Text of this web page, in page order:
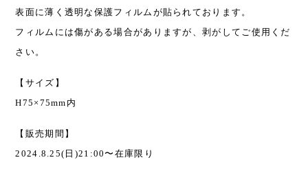
表面に薄く透明な保護フィルムが貼られております。
フィルムには傷がある場合がありますが、剥がしてご使用くだ
さい。
【サイズ】
H75×75mm内
【販売期間】
2024.8.25(日)21:00〜在庫限り